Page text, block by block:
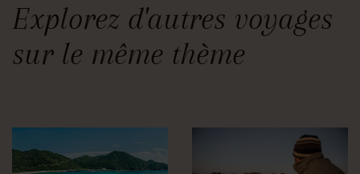
Explorez d'autres voyages
sur le même thème